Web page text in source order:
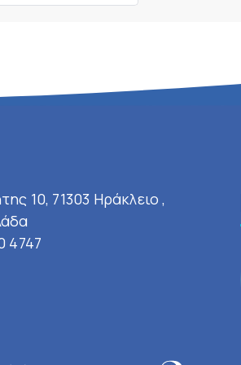
10, 71303 Ηράκλειο ,
4747